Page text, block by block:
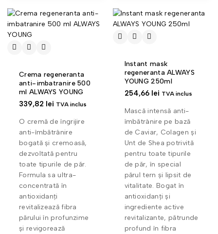
Crema regeneranta
anti-imbatranire 500
ml ALWAYS YOUNG
339,82 lei TVA inclus
O cremă de îngrijire
anti-îmbătrânire
bogată și cremoasă,
dezvoltată pentru
toate tipurile de păr.
Formula sa ultra-
concentrată în
antioxidanți
revitalizează fibra
părului în profunzime
și revigorează
Instant mask
regeneranta ALWAYS
YOUNG 250ml
254,66 lei TVA inclus
Mască intensă anti-
îmbătrânire pe bază
de Caviar, Colagen și
Unt de Shea potrivită
pentru toate tipurile
de păr, în special
părul tern și lipsit de
vitalitate. Bogat în
antioxidanți și
ingrediente active
revitalizante, pătrunde
profund în fibra